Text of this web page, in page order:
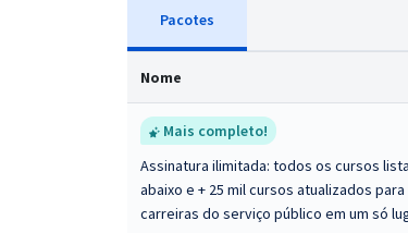
Pacotes
Nome
Mais completo!
Assinatura ilimitada: todos os cursos
abaixo e + 25 mil cursos atualizados
carreiras do serviço público em um só